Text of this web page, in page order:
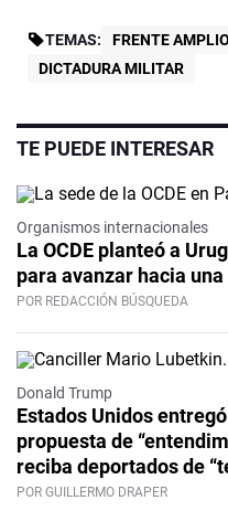
TEMAS: FRENTE AMPLIO
DICTADURA MILITAR
TE PUEDE INTERESAR
Organismos internacionales
La OCDE planteó a
para avanzar hacia
POR REDACCIÓN BÚSQUEDA
Donald Trump
Estados Unidos
propuesta de
reciba deportados de
POR GUILLERMO DRAPER